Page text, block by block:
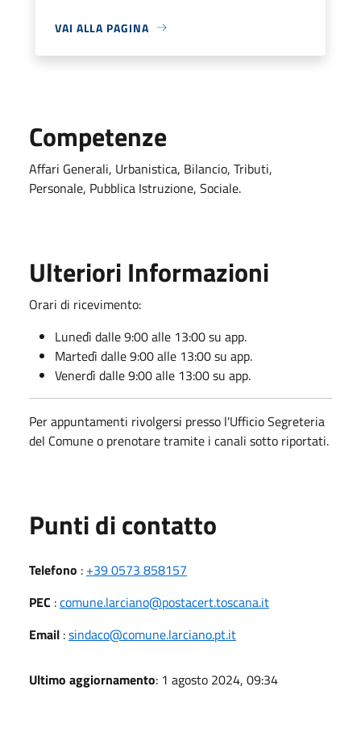
VAI ALLA PAGINA
Competenze
Affari Generali, Urbanistica, Bilancio, Tributi,
Personale, Pubblica Istruzione, Sociale.
Ulteriori Informazioni
Orari di ricevimento:
Lunedì dalle 9:00 alle 13:00 su app.
Martedì dalle 9:00 alle 13:00 su app.
Venerdì dalle 9:00 alle 13:00 su app.
Per appuntamenti rivolgersi presso l'Ufficio Segreteria
del Comune o prenotare tramite i canali sotto riportati.
Punti di contatto
Telefono : +39 0573 858157
PEC :comune.larciano@postacert.toscana.it
Email :sindaco@comune.larciano.pt.it
Ultimo aggiornamento: 1 agosto 2024, 09:34